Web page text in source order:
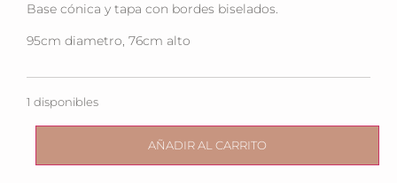
Base cónica y tapa con bordes biselados.
95cm diametro, 76cm alto
1 disponibles
AÑADIR AL CARRITO